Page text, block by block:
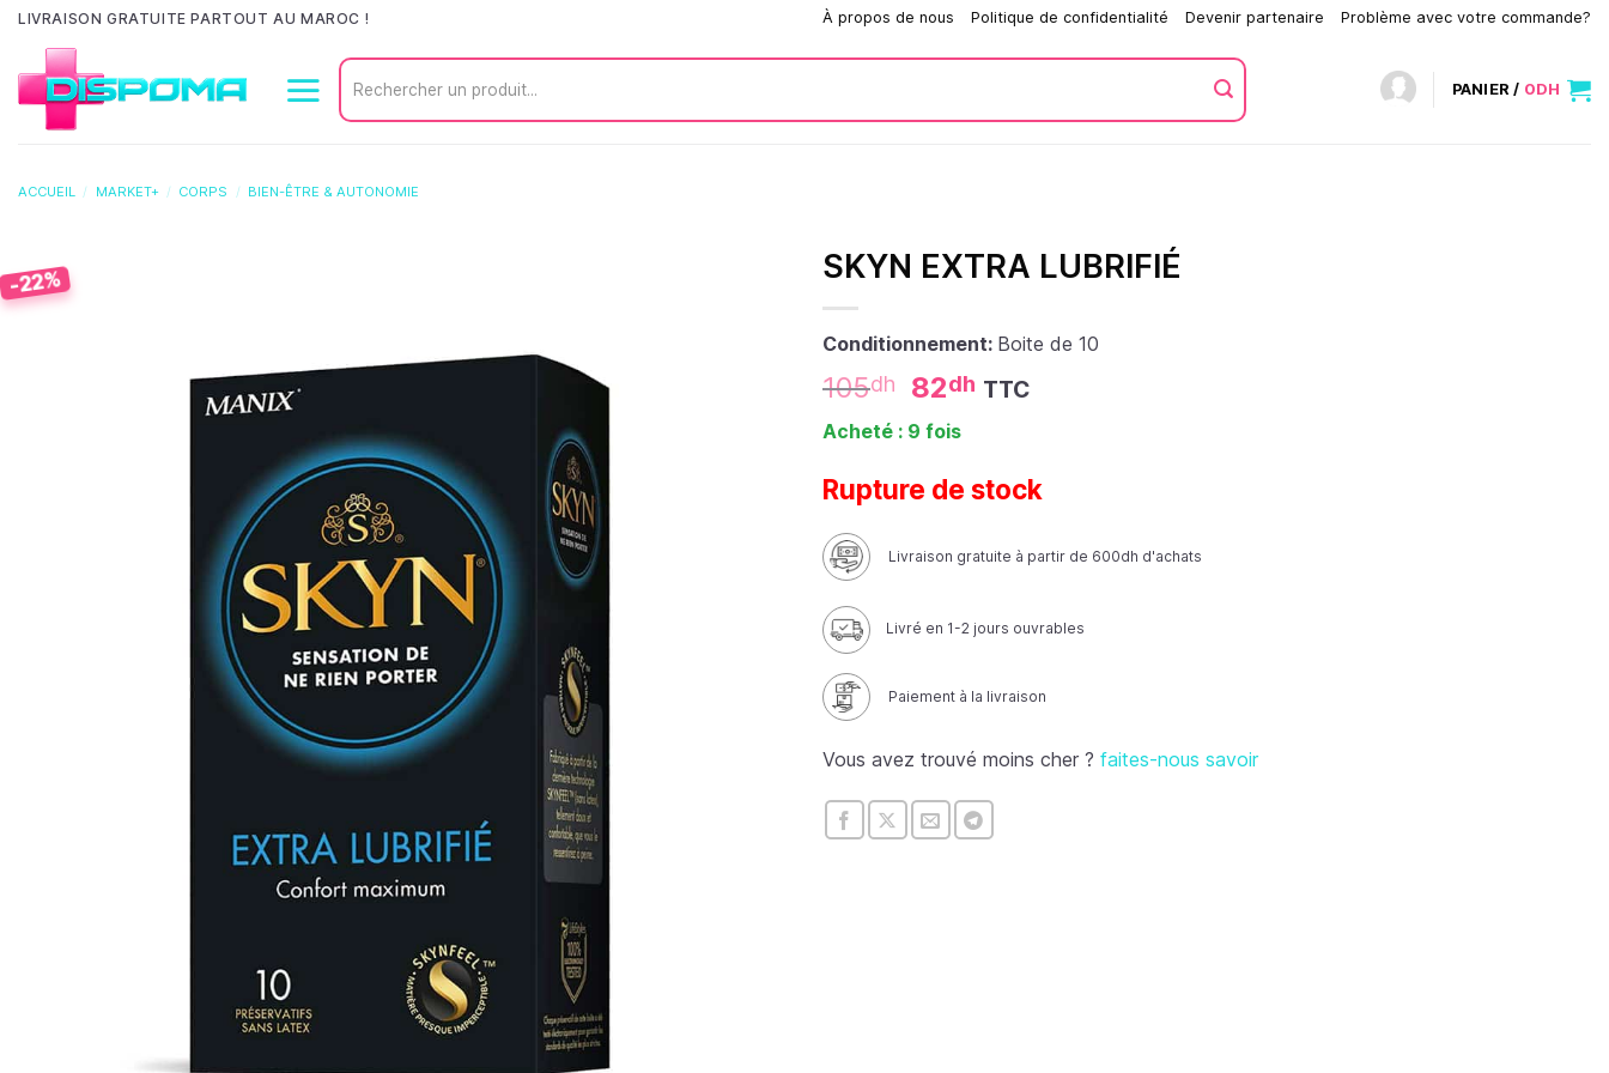
Passer
contenu
LIVRAISON GRATUITE PARTOUT AU MAROC ! À propos de nous Politique de confidentialité Devenir partenaire Problème avec votre commande?
Recherche
pour :
PANIER / 0DH
ACCUEIL / MARKET+ / CORPS / BIEN-ÊTRE & AUTONOMIE
-22% SKYN EXTRA LUBRIFIÉ
Conditionnement: Boite de 10
105dh 82dh TTC
Acheté : 9 fois
Rupture de stock
Livraison gratuite à partir de 600dh d'achats
Livré en 1-2 jours ouvrables
Paiement à la livraison
Vous avez trouvé moins cher ? faites-nous savoir